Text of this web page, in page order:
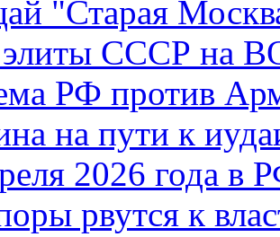
"Старая
элиты СССР на
РФ против
на пути к
2026 года в
рвутся к